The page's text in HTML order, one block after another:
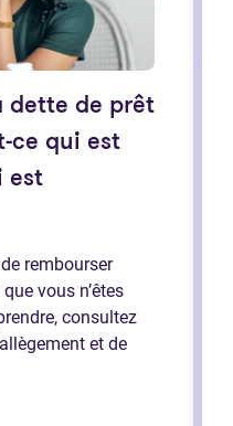
dette de prêt
ce qui est
est
rembourser
vous n’êtes
consultez
et de